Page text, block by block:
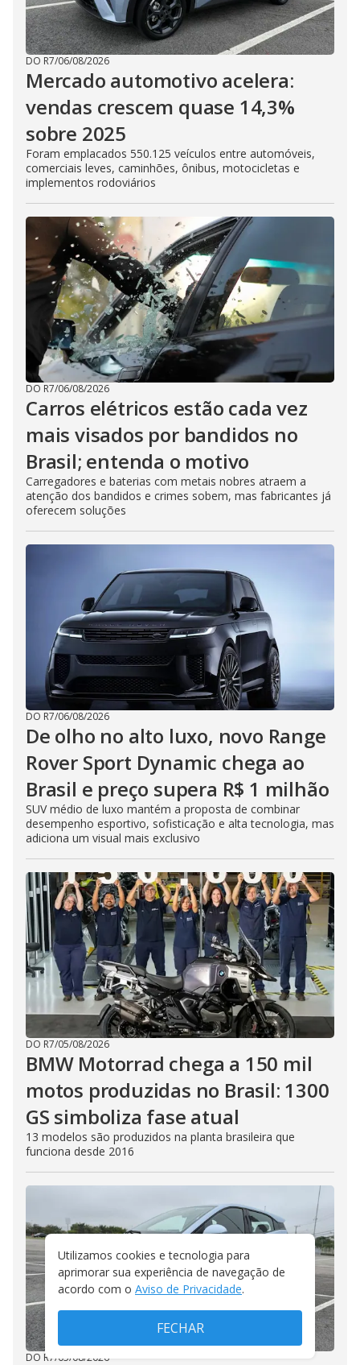
DO R7/06/08/2026
Mercado automotivo acelera:
vendas crescem quase 14,3%
sobre 2025
Foram emplacados 550.125 veículos entre automóveis,
comerciais leves, caminhões, ônibus, motocicletas e
implementos rodoviários
DO R7/06/08/2026
Carros elétricos estão cada vez
mais visados por bandidos no
Brasil; entenda o motivo
Carregadores e baterias com metais nobres atraem a
atenção dos bandidos e crimes sobem, mas fabricantes já
oferecem soluções
DO R7/06/08/2026
De olho no alto luxo, novo Range
Rover Sport Dynamic chega ao
Brasil e preço supera R$ 1 milhão
SUV médio de luxo mantém a proposta de combinar
desempenho esportivo, sofisticação e alta tecnologia, mas
adiciona um visual mais exclusivo
DO R7/05/08/2026
BMW Motorrad chega a 150 mil
motos produzidas no Brasil: 1300
GS simboliza fase atual
13 modelos são produzidos na planta brasileira que
funciona desde 2016
DO R7/05/08/2026
Utilizamos cookies e tecnologia para
aprimorar sua experiência de navegação de
acordo com o Aviso de Privacidade.
FECHAR